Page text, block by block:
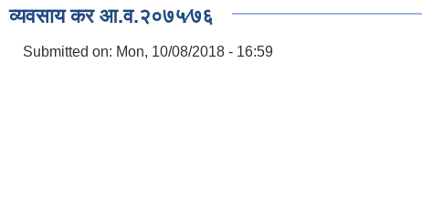
व्यवसाय कर आ.व.२०७५∕७६
Submitted on: Mon, 10/08/2018 - 16:59